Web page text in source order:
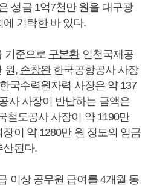
성금 1억7천만 원을 대구광
기탁한 바 있다.
기준으로 구본환인천국제공
원, 손창완한국공항공사 사장
국수력원자력 사장은 약 137
사 사장이 반납하는 금액은
철도공사 사장이 약 1190만
이 약 1280만 원 정도의 임금
산된다.
이상 공무원 급여를 4개월 동